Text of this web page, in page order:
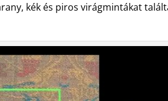
kék és piros virágmintákat